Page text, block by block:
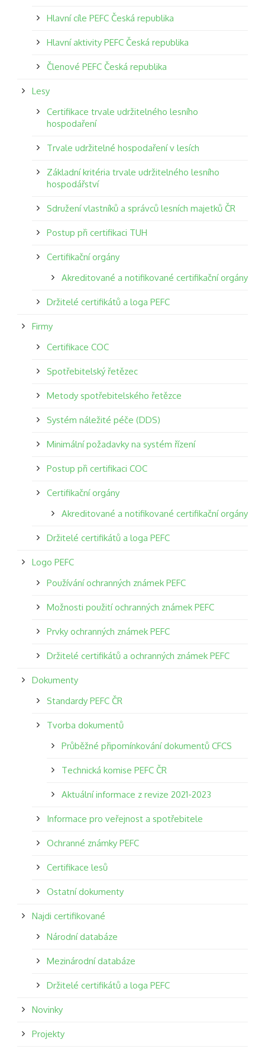
Hlavní cíle PEFC Česká republika
Hlavní aktivity PEFC Česká republika
Členové PEFC Česká republika
Lesy
Certifikace trvale udržitelného lesního
hospodaření
Trvale udržitelné hospodaření v lesích
Základní kritéria trvale udržitelného lesního
hospodářství
Sdružení vlastníků a správců lesních majetků ČR
Postup při certifikaci TUH
Certifikační orgány
Akreditované a notifikované certifikační orgány
Držitelé certifikátů a loga PEFC
Firmy
Certifikace COC
Spotřebitelský řetězec
Metody spotřebitelského řetězce
Systém náležité péče (DDS)
Minimální požadavky na systém řízení
Postup při certifikaci COC
Certifikační orgány
Akreditované a notifikované certifikační orgány
Držitelé certifikátů a loga PEFC
Logo PEFC
Používání ochranných známek PEFC
Možnosti použití ochranných známek PEFC
Prvky ochranných známek PEFC
Držitelé certifikátů a ochranných známek PEFC
Dokumenty
Standardy PEFC ČR
Tvorba dokumentů
Průběžné připomínkování dokumentů CFCS
Technická komise PEFC ČR
Aktuální informace z revize 2021-2023
Informace pro veřejnost a spotřebitele
Ochranné známky PEFC
Certifikace lesů
Ostatní dokumenty
Najdi certifikované
Národní databáze
Mezinárodní databáze
Držitelé certifikátů a loga PEFC
Novinky
Projekty